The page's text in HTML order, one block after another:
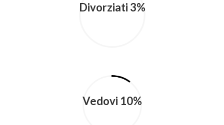
Divorziati 3%
Vedovi 10%